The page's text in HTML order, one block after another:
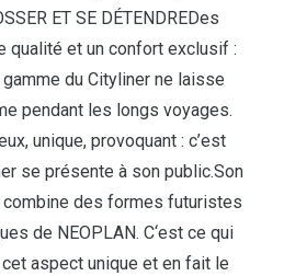
ET SE DÉTENDREDes
qualité et un confort exclusif :
gamme du Cityliner ne laisse
pendant les longs voyages.
unique, provoquant : c’est
se présente à son public.Son
des formes futuristes
de NEOPLAN. C‘est ce qui
aspect unique et en fait le